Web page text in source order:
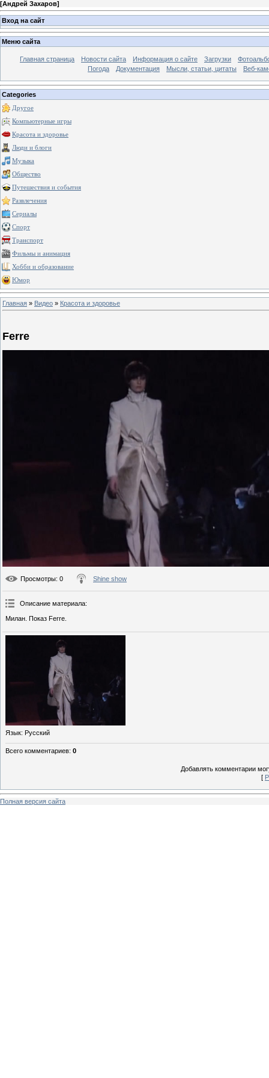
[Андрей Захаров]
Вход на сайт
Меню сайта
Главная страница Новости сайта Информация о сайте Загрузки
Погода
Документация Мысли, статьи, цитаты Веб-
Categories
Другое
Компьютерные игры
Красота и здоровье
Люди и блоги
Музыка
Общество
Путешествия и события
Развлечения
Сериалы
Спорт
Транспорт
Фильмы и анимация
Хобби и образование
Юмор
Главная » Видео » Красота и здоровье
Ferre
Просмотры: 0 Shine show
Описание материала:
Милан. Показ Ferre.
Язык: Русский
Всего комментариев: 0
Добавлять комментарии
[
Полная версия сайта